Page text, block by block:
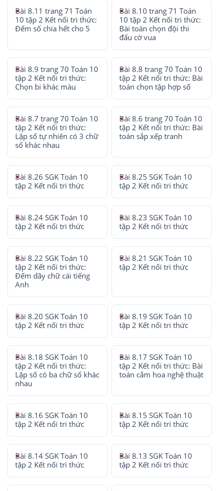
Bài 8.11 trang 71 Toán
10 tập 2 Kết nối tri thức:
Đếm số chia hết cho 5
Bài 8.10 trang 71 Toán
10 tập 2 Kết nối tri thức:
Bài toán chọn đội thi
đấu cờ vua
Bài 8.9 trang 70 Toán 10
tập 2 Kết nối tri thức:
Chọn bi khác màu
Bài 8.8 trang 70 Toán 10
tập 2 Kết nối tri thức: Bài
toán chọn tập hợp số
Bài 8.7 trang 70 Toán 10
tập 2 Kết nối tri thức:
Lập số tự nhiên có 3 chữ
số khác nhau
Bài 8.6 trang 70 Toán 10
tập 2 Kết nối tri thức: Bài
toán sắp xếp tranh
Bài 8.26 SGK Toán 10
tập 2 Kết nối tri thức
Bài 8.25 SGK Toán 10
tập 2 Kết nối tri thức
Bài 8.24 SGK Toán 10
tập 2 Kết nối tri thức
Bài 8.23 SGK Toán 10
tập 2 Kết nối tri thức
Bài 8.22 SGK Toán 10
tập 2 Kết nối tri thức:
Đếm dãy chữ cái tiếng
Anh
Bài 8.21 SGK Toán 10
tập 2 Kết nối tri thức
Bài 8.20 SGK Toán 10
tập 2 Kết nối tri thức
Bài 8.19 SGK Toán 10
tập 2 Kết nối tri thức
Bài 8.18 SGK Toán 10
tập 2 Kết nối tri thức:
Lập số có ba chữ số khác
nhau
Bài 8.17 SGK Toán 10
tập 2 Kết nối tri thức: Bài
toán cắm hoa nghệ thuật
Bài 8.16 SGK Toán 10
tập 2 Kết nối tri thức
Bài 8.15 SGK Toán 10
tập 2 Kết nối tri thức
Bài 8.14 SGK Toán 10
tập 2 Kết nối tri thức
Bài 8.13 SGK Toán 10
tập 2 Kết nối tri thức